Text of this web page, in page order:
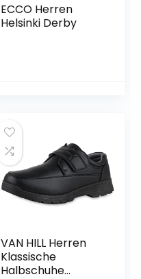
ECCO Herren
Helsinki Derby
VAN HILL Herren
Klassische
Halbschuhe